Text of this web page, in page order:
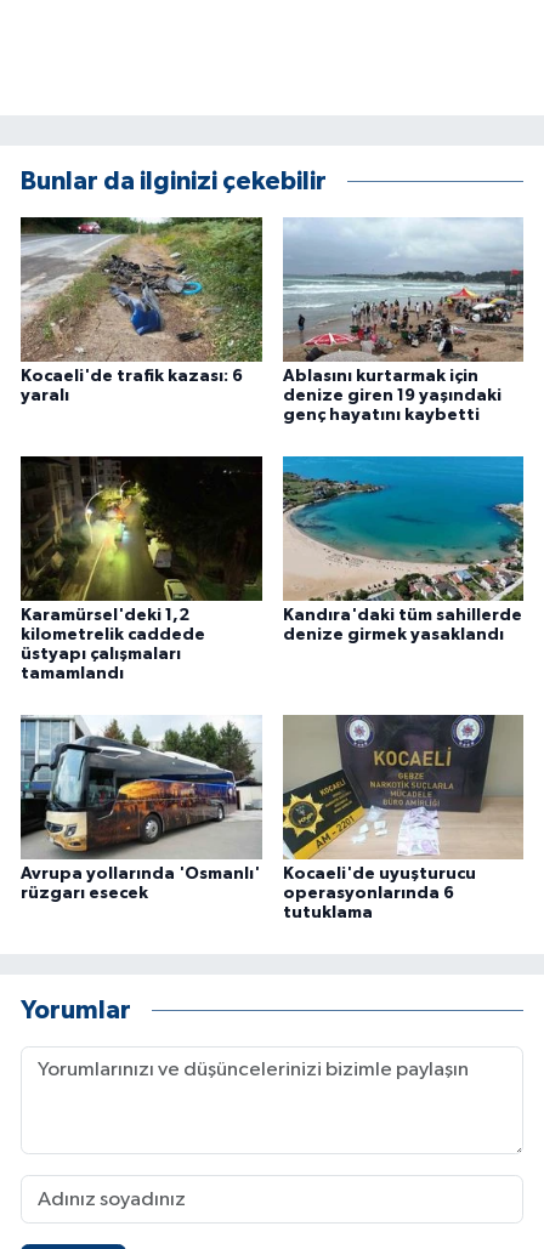
Bunlar da ilginizi çekebilir
Kocaeli'de trafik kazası: 6
yaralı
Ablasını kurtarmak için
denize giren 19 yaşındaki
genç hayatını kaybetti
Karamürsel'deki 1,2
kilometrelik caddede
üstyapı çalışmaları
tamamlandı
Kandıra'daki tüm sahillerde
denize girmek yasaklandı
Avrupa yollarında 'Osmanlı'
rüzgarı esecek
Kocaeli'de uyuşturucu
operasyonlarında 6
tutuklama
Yorumlar